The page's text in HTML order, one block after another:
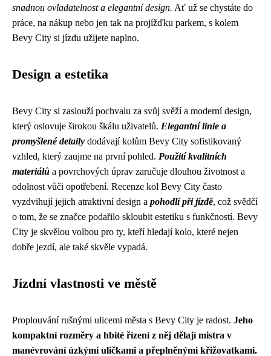
snadnou ovladatelnost a elegantní design. Ať už se chystáte do
práce, na nákup nebo jen tak na projížďku parkem, s kolem
Bevy City si jízdu užijete naplno.
Design a estetika
Bevy City si zaslouží pochvalu za svůj svěží a moderní design,
který oslovuje širokou škálu uživatelů. Elegantní linie a
promyšlené detaily dodávají kolům Bevy City sofistikovaný
vzhled, který zaujme na první pohled. Použití kvalitních
materiálů a povrchových úprav zaručuje dlouhou životnost a
odolnost vůči opotřebení. Recenze kol Bevy City často
vyzdvihují jejich atraktivní design a pohodlí při jízdě, což svědčí
o tom, že se značce podařilo skloubit estetiku s funkčností. Bevy
City je skvělou volbou pro ty, kteří hledají kolo, které nejen
dobře jezdí, ale také skvěle vypadá.
Jízdní vlastnosti ve městě
Proplouvání rušnými ulicemi města s Bevy City je radost. Jeho
kompaktní rozměry a hbité řízení z něj dělají mistra v
manévrování úzkými uličkami a přeplněnými křižovatkami.